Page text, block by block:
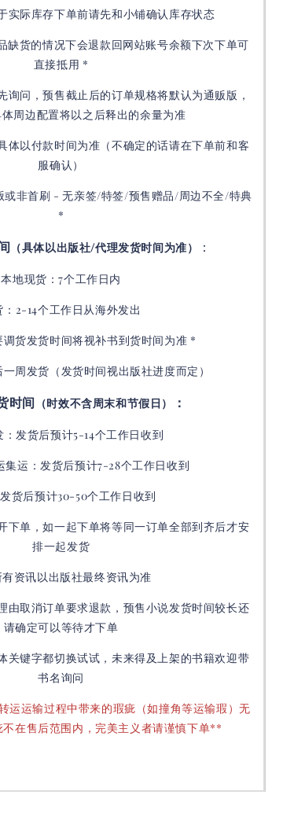
实际库存下单前请先和小铺确认库存状态
缺货的情况下会退款回网站账号余额下次下单可
直接抵用 *
询问，预售截止后的订单规格将默认为通贩版，
周边配置将以之后释出的余量为准
体以付款时间为准（不确定的话请在下单前和客
服确认）
或非首刷 - 无亲签/特签/预售赠品/周边不全/特典
*
（具体以出版社/代理发货时间为准） ：
本地现货：7个工作日内
：2-14个工作日从海外发出
货发货时间将视补书到货时间为准 *
周发货（发货时间视出版社进度而定 ）
时间 （时效不含周末和节假日） ：
：发货后预计5-14个工作日收到
集运：发货后预计7-28个工作日收到
货后预计30-50个工作日收到
下单，如一起下单将等同一订单全部到齐后才安
排一起发货
有资讯以出版社最终资讯为准
由取消订单要求退款，预售小说发货时间较长还
请确定可以等待才下单
关键字都切换试试，未来得及上架的书籍欢迎带
书名询问
运运输过程中带来的瑕疵（如撞角等运输瑕）无
在售后范围内，完美主义者请谨慎下单**